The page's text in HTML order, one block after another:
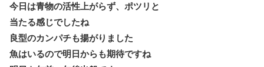
今日は青物の活性上がらず、ポツリと
当たる感じでしたね
良型のカンパチも揚がりました
魚はいるので明日からも期待ですね